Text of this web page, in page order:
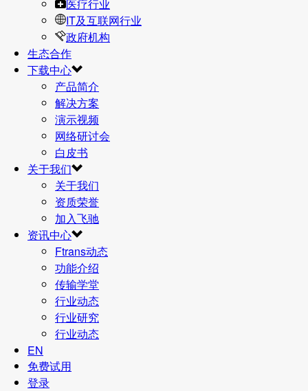
医疗行业
IT及互联网行业
政府机构
生态合作
下载中心
产品简介
解决方案
演示视频
网络研讨会
白皮书
关于我们
关于我们
资质荣誉
加入飞驰
资讯中心
Ftrans动态
功能介绍
传输学堂
行业动态
行业研究
行业动态
EN
免费试用
登录